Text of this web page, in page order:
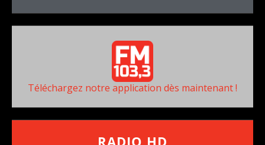
Téléchargez notre application dès maintenant !
RADIO HD